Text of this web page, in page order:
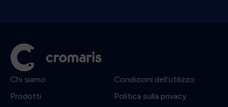
Chi siamo
Prodotti
Condizioni dell’utilizzo
Politica sulla privacy